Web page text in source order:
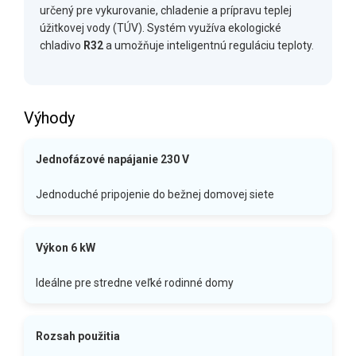
určený pre vykurovanie, chladenie a prípravu teplej
úžitkovej vody (TÚV). Systém využíva ekologické
chladivo R32a umožňuje inteligentnú reguláciu teploty.
Výhody
Jednofázové napájanie 230 V
Jednoduché pripojenie do bežnej domovej siete
Výkon 6 kW
Ideálne pre stredne veľké rodinné domy
Rozsah použitia